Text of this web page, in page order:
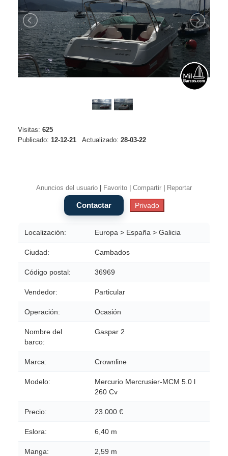
Visitas: 625
Publicado: 12-12-21 Actualizado: 28-03-22
Anuncios del usuario Favorito Compartir Reportar
Localización: Europa > España > Galicia
Ciudad: Cambados
Código postal: 36969
Vendedor: Particular
Operación: Ocasión
Nombre del
barco:
Gaspar 2
Marca: Crownline
Modelo:
Mercurio Mercrusier-MCM 5.0 l
260 Cv
Precio: 23.000 €
Eslora: 6,40 m
Manga: 2,59 m